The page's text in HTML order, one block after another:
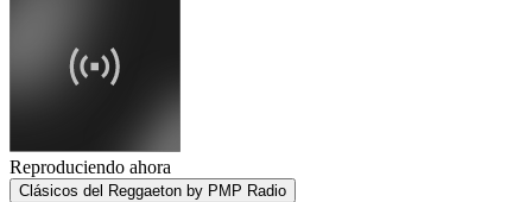
Reproduciendo ahora
Clásicos del Reggaeton by PMP Radio